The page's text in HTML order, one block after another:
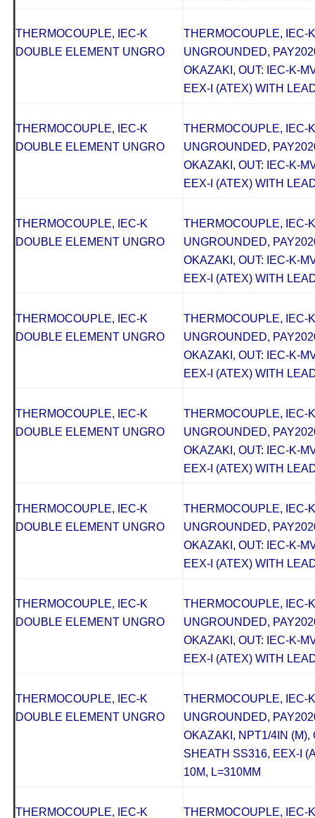
THERMOCOUPLE, IEC-K
DOUBLE ELEMENT UNGRO
THERMOCOUPLE, IEC-
UNGROUNDED,
OKAZAKI, OUT: IEC-K-
EEX-I (ATEX) WITH
THERMOCOUPLE, IEC-K
DOUBLE ELEMENT UNGRO
THERMOCOUPLE, IEC-
UNGROUNDED,
OKAZAKI, OUT: IEC-K-
EEX-I (ATEX) WITH
THERMOCOUPLE, IEC-K
DOUBLE ELEMENT UNGRO
THERMOCOUPLE, IEC-
UNGROUNDED,
OKAZAKI, OUT: IEC-K-
EEX-I (ATEX) WITH
THERMOCOUPLE, IEC-K
DOUBLE ELEMENT UNGRO
THERMOCOUPLE, IEC-
UNGROUNDED,
OKAZAKI, OUT: IEC-K-
EEX-I (ATEX) WITH
THERMOCOUPLE, IEC-K
DOUBLE ELEMENT UNGRO
THERMOCOUPLE, IEC-
UNGROUNDED,
OKAZAKI, OUT: IEC-K-
EEX-I (ATEX) WITH
THERMOCOUPLE, IEC-K
DOUBLE ELEMENT UNGRO
THERMOCOUPLE, IEC-
UNGROUNDED,
OKAZAKI, OUT: IEC-K-
EEX-I (ATEX) WITH
THERMOCOUPLE, IEC-K
DOUBLE ELEMENT UNGRO
THERMOCOUPLE, IEC-
UNGROUNDED,
OKAZAKI, OUT: IEC-K-
EEX-I (ATEX) WITH
THERMOCOUPLE, IEC-K
DOUBLE ELEMENT UNGRO
THERMOCOUPLE, IEC-
UNGROUNDED,
OKAZAKI, NPT1/4IN (M),
SHEATH SS316, EEX-I
10M, L=310MM
THERMOCOUPLE, IEC-K THERMOCOUPLE, IEC-